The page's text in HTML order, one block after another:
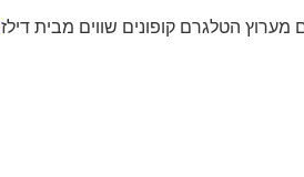
הטלגרם קופונים שווים מבית דילז